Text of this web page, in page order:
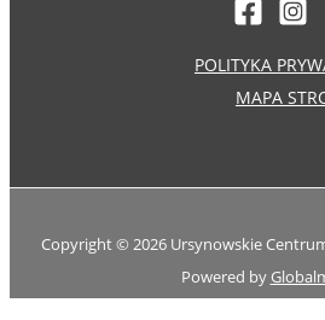
POLITYKA
MAPA
Copyright © 2026 Ursynowskie
Powered by